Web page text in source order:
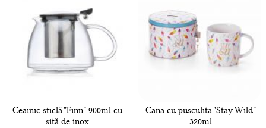
Ceainic sticlă "Finn" 900ml cu
sită de inox
Cana cu pusculita "Stay Wild"
320ml